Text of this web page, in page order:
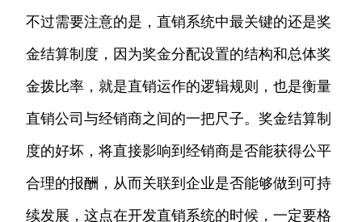
不过需要注意的是，直销系统中最关键的还是奖
金结算制度，因为奖金分配设置的结构和总体奖
金拨比率，就是直销运作的逻辑规则，也是衡量
直销公司与经销商之间的一把尺子。奖金结算制
度的好坏，将直接影响到经销商是否能获得公平
合理的报酬，从而关联到企业是否能够做到可持
续发展，这点在开发直销系统的时候，一定要格